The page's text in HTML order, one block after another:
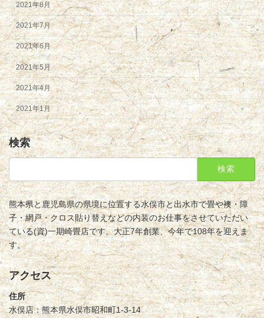
2021年8月
2021年7月
2021年6月
2021年5月
2021年4月
2021年1月
検索
検
索:
熊本県と鹿児島県の県境に位置する水俣市と出水市で畳や襖・障
子・網戸・クロス貼り替えなどの内装のお仕事をさせていただい
ている(資)一期崎畳店です。大正7年創業、今年で108年を迎えま
す。
アクセス
住所
水俣店：熊本県水俣市昭和町1-3-14